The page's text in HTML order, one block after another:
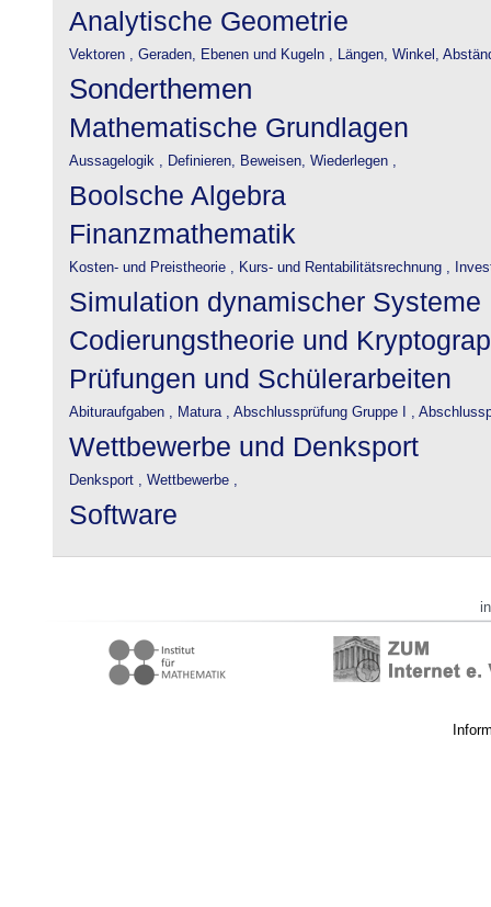
Analytische Geometrie
Vektoren , Geraden, Ebenen und Kugeln , Längen, Winkel,
Sonderthemen
Mathematische Grundlagen
Aussagelogik , Definieren, Beweisen, Wiederlegen ,
Boolsche Algebra
Finanzmathematik
Kosten- und Preistheorie , Kurs- und Rentabilitätsrechnung ,
Simulation dynamischer Systeme
Codierungstheorie und
Prüfungen und Schülerarbeiten
Abituraufgaben , Matura , Abschlussprüfung Gruppe I ,
Wettbewerbe und Denksport
Denksport , Wettbewerbe ,
Software